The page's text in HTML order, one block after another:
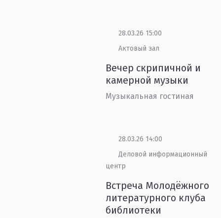
28.03.26 15:00
Актовый зал
Вечер скрипичной и
камерной музыки
Музыкальная гостиная
28.03.26 14:00
Деловой информационный
центр
Встреча Молодёжного
литературного клуба
библиотеки